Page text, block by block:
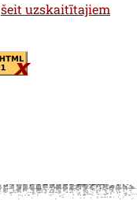
šeit uzskaitītajiem